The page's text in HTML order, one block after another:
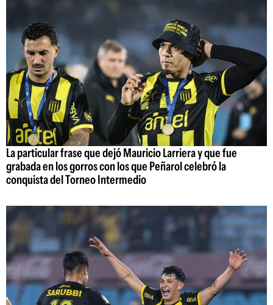
La particular frase que dejó Mauricio Larriera y que fue
grabada en los gorros con los que Peñarol celebró la
conquista del Torneo Intermedio